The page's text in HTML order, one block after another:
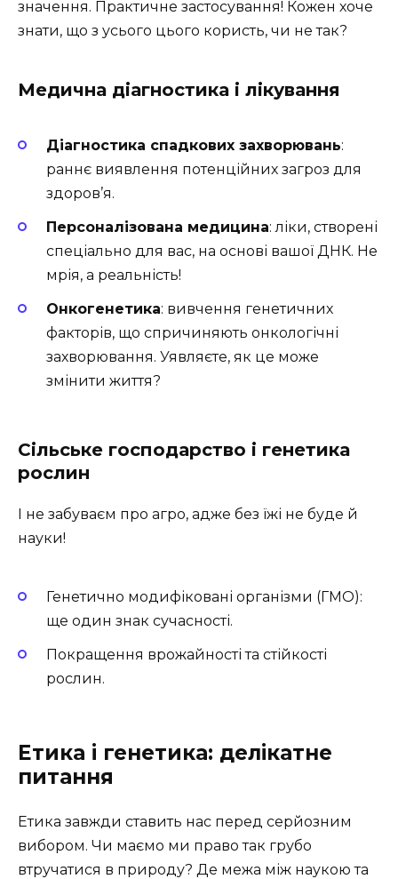
значення. Практичне застосування! Кожен хоче
знати, що з усього цього користь, чи не так?
Медична діагностика і лікування
Діагностика спадкових захворювань:
раннє виявлення потенційних загроз для
здоров’я.
Персоналізована медицина: ліки, створені
спеціально для вас, на основі вашої ДНК. Не
мрія, а реальність!
Онкогенетика: вивчення генетичних
факторів, що спричиняють онкологічні
захворювання. Уявляєте, як це може
змінити життя?
Сільське господарство і генетика
рослин
І не забуваєм про агро, адже без їжі не буде й
науки!
Генетично модифіковані організми (ГМО):
ще один знак сучасності.
Покращення врожайності та стійкості
рослин.
Етика і генетика: делікатне
питання
Етика завжди ставить нас перед серйозним
вибором. Чи маємо ми право так грубо
втручатися в природу? Де межа між наукою та